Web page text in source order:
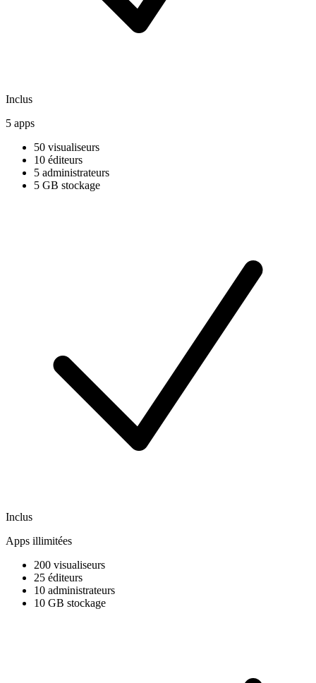
Inclus
5 apps
50 visualiseurs
10 éditeurs
5 administrateurs
5 GB stockage
Inclus
Apps illimitées
200 visualiseurs
25 éditeurs
10 administrateurs
10 GB stockage